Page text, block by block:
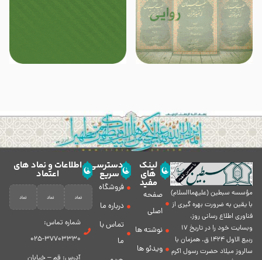
مؤسسه سبطين (عليهماالسلام)
با يقين به ضرورت بهره گیرى از
فناورى اطلاع رسانى روز،
وبسایت خود را در تاريخ 17
ربيع الاول 1424 ق. همزمان با
سالروز ميلاد حضرت رسول اكرم
لینک
های
مفید
صفحه
اصلی
نوشته ها
ویدئو ها
دسترسی
سریع
فروشگاه
درباره ما
تماس با
ما
اطلاعات و نماد های
اعتماد
شماره تماس:
37703330-025